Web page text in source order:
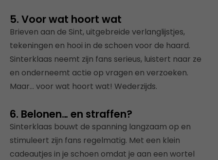
5. Voor wat hoort wat
Brieven aan de Sint, uitgebreide verlanglijstjes,
tekeningen en hooi in de schoen voor de haard.
Sinterklaas neemt zijn fans serieus, luistert naar ze
en onderneemt actie op vragen en verzoeken.
Maar… voor wat hoort wat! Wederzijds.
6. Belonen… en straffen?
Sinterklaas bouwt de spanning langzaam op en
stimuleert zijn fans regelmatig. Met een klein
cadeautjes in je schoen omdat je aan een wortel